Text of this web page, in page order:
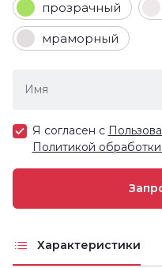
прозрачный
мраморный
Я согласен с
Политикой
Характеристики